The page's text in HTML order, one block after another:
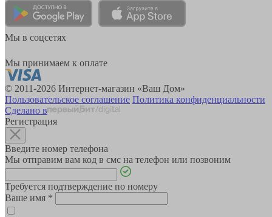
Мы в соцсетях
Мы принимаем к оплате
© 2011-2026 Интернет-магазин «Ваш Дом»
Пользовательское соглашение Политика конфиденциальности
Сделано в
Регистрация
Введите номер телефона
Мы отправим вам код в смс на телефон или позвоним
Требуется подтверждение по номеру
Ваше имя *